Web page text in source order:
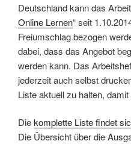
Deutschland kann das
Online Lernen“ seit
Freiumschlag bezogen
dabei, dass das Angebot
werden kann. Das
jederzeit auch selbst
Liste aktuell zu halten,
Diekomplette Liste findet
Die Übersicht über die